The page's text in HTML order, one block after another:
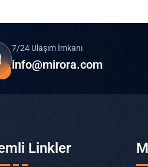
7/24 Ulaşım İmkanı
info@mirora.com
Linkler